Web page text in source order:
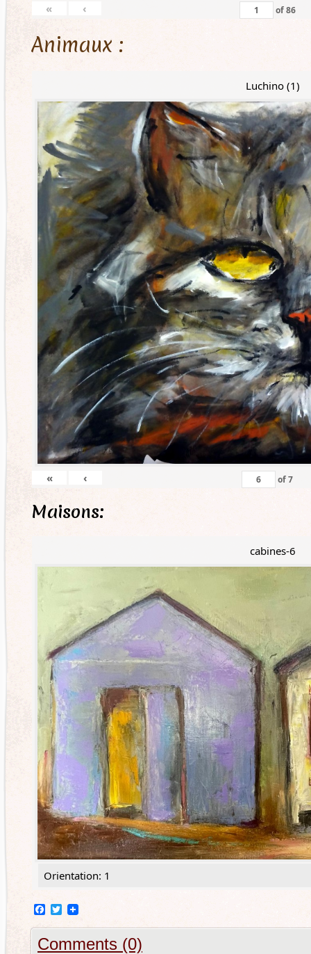
« ‹ of86
Animaux :
Luchino (1)
« ‹ of7
Maisons:
cabines-6
Orientation: 1
Facebook
Twitter
Comments (0)